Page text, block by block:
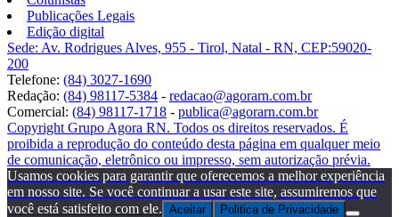
Publicações Legais
Edição digital
Sede: Av. Rodrigues Alves, 955 - Tirol, Natal - RN, CEP:59020-
200
Telefone: (84) 3027-1690
Redação: (84) 98117-5384 - redacao@agorarn.com.br
Comercial: (84) 98117-1718 - publica@agorarn.com.br
Copyright Grupo Agora RN. Todos os direitos reservados. É
proibida a reprodução do conteúdo desta página em qualquer meio
de comunicação, eletrônico ou impresso, sem autorização prévia.
Usamos cookies para garantir que oferecemos a melhor experiência
em nosso site. Se você continuar a usar este site, assumiremos que
você está satisfeito com ele. Aceitar Politica de Privacidade